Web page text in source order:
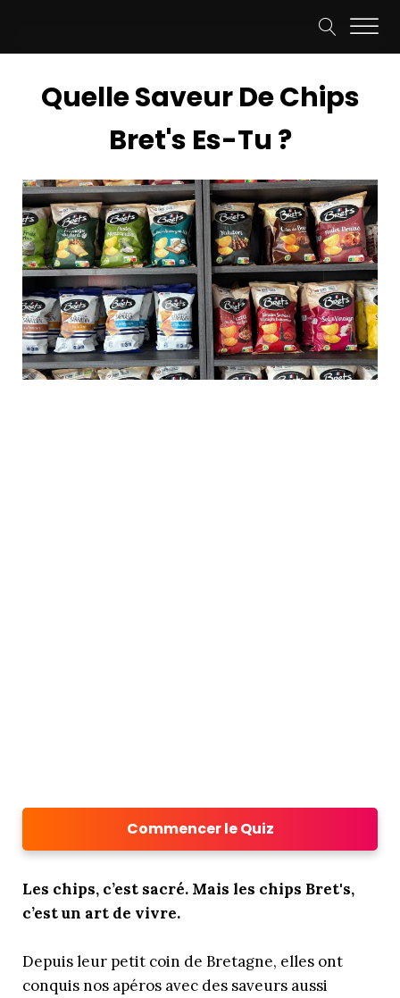
Quelle Saveur De Chips
Bret's Es-Tu ?
Commencer le Quiz
Les chips, c’est sacré. Mais les chips Bret's,
c’est un art de vivre.
Depuis leur petit coin de Bretagne, elles ont
conquis nos apéros avec des saveurs aussi